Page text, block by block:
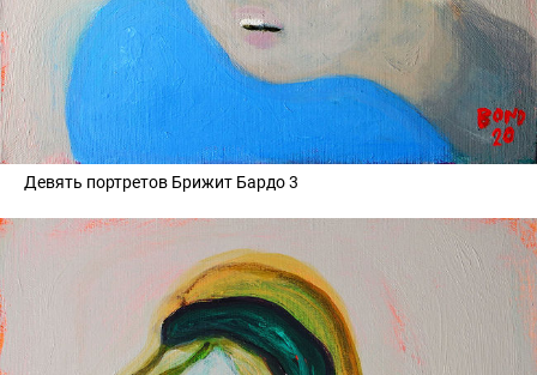
Девять портретов Брижит Бардо 3